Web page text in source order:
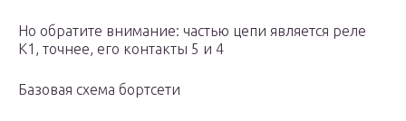
Но обратите внимание: частью цепи является реле
K1, точнее, его контакты 5 и 4
Базовая схема бортсети